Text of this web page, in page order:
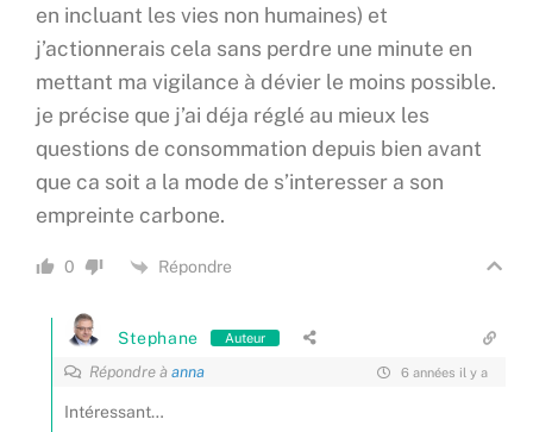
en incluant les vies non humaines) et
j’actionnerais cela sans perdre une minute en
mettant ma vigilance à dévier le moins possible.
je précise que j’ai déja réglé au mieux les
questions de consommation depuis bien avant
que ca soit a la mode de s’interesser a son
empreinte carbone.
0 Répondre
Stephane Auteur
Répondre àanna 6 années il y a
Intéressant…